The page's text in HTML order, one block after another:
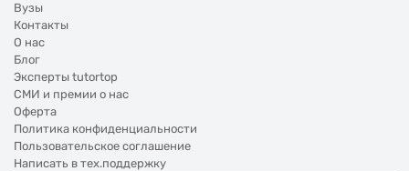
Вузы
Контакты
О нас
Блог
Эксперты tutortop
СМИ и премии о нас
Оферта
Политика конфиденциальности
Пользовательское соглашение
Написать в тех.поддержку